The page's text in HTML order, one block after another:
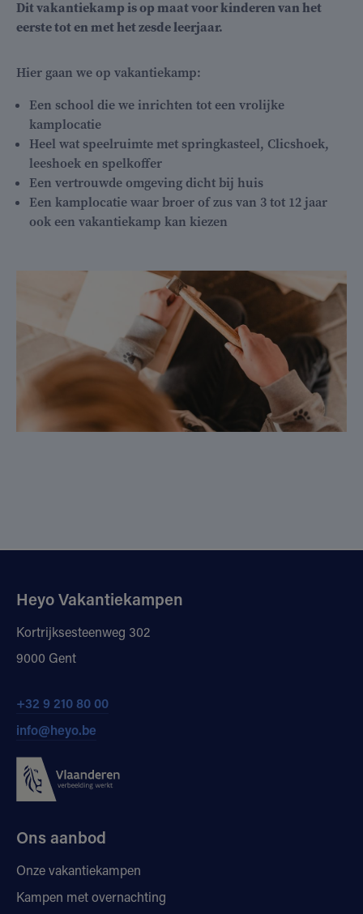
Dit vakantiekamp is op maat voor kinderen van het
eerste tot en met het zesde leerjaar.
Hier gaan we op vakantiekamp:
Een school die we inrichten tot een vrolijke
kamplocatie
Heel wat speelruimte met springkasteel, Clicshoek,
leeshoek en spelkoffer
Een vertrouwde omgeving dicht bij huis
Een kamplocatie waar broer of zus van 3 tot 12 jaar
ook een vakantiekamp kan kiezen
Heyo Vakantiekampen
Kortrijksesteenweg 302
9000 Gent
+32 9 210 80 00
info@heyo.be
Ons aanbod
Onze vakantiekampen
Kampen met overnachting